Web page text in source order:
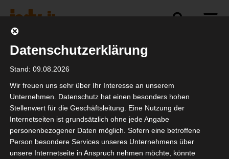
Selbstständigkeit
Gesetzentwurf zur
Statusfeststellung
Datenschutzerklärung
Stand: 09.08.2026
Wir freuen uns sehr über Ihr Interesse an unserem
Unternehmen. Datenschutz hat einen besonders hohen
Stellenwert für die Geschäftsleitung. Eine Nutzung der
Internetseiten ist grundsätzlich ohne jede Angabe
personenbezogener Daten möglich. Sofern eine betroffene
Person besondere Services unseres Unternehmens über
unsere Internetseite in Anspruch nehmen möchte, könnte